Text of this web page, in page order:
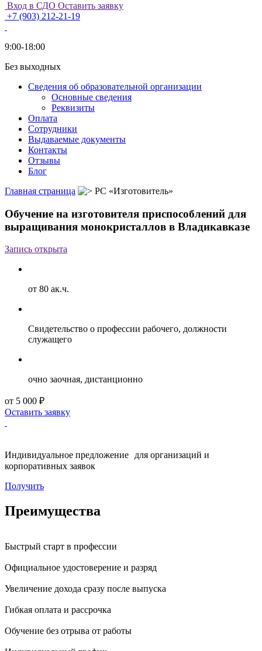
Вход в СДО Оставить заявку
+7 (903) 212-21-19
9:00-18:00
Без выходных
Сведения об образовательной организации
Основные сведения
Реквизиты
Оплата
Сотрудники
Выдаваемые документы
Контакты
Отзывы
Блог
Главная страница
РС «Изготовитель»
Обучение на изготовителя приспособлений для
выращивания монокристаллов в Владикавказе
Запись открыта
от 80 ак.ч.
Свидетельство о профессии рабочего, должности
служащего
очно заочная, дистанционно
от 5 000 ₽
Оставить заявку
Индивидуальное предложение для организаций и
корпоративных заявок
Получить
Преимущества
Быстрый старт в профессии
Официальное удостоверение и разряд
Увеличение дохода сразу после выпуска
Гибкая оплата и рассрочка
Обучение без отрыва от работы